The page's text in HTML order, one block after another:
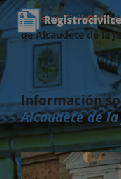
Registro Civil Online
de Alcaudete de la
Información
Alcaudete de la